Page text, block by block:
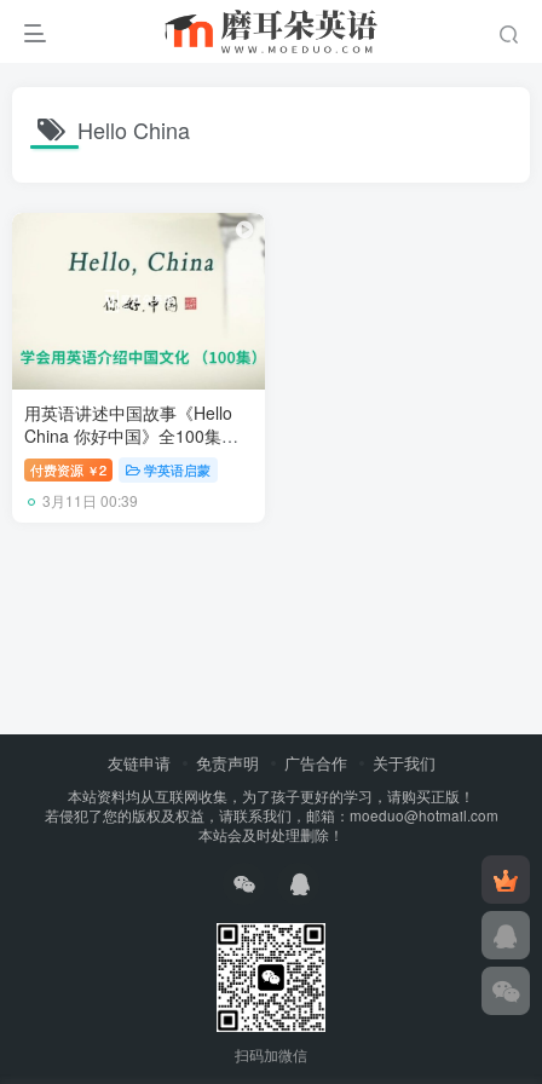
Hello China
用英语讲述中国故事《Hello
China 你好中国》全100集，
标清视频带中英文字幕，百度
网盘下载！
付费资源 ￥2 学英语启蒙
3月11日 00:39
友链申请 免责声明 广告合作 关于我们
本站资料均从互联网收集，为了孩子更好的学习，请购买正版！
若侵犯了您的版权及权益，请联系我们，邮箱：moeduo@hotmail.com
本站会及时处理删除！
扫码加微信